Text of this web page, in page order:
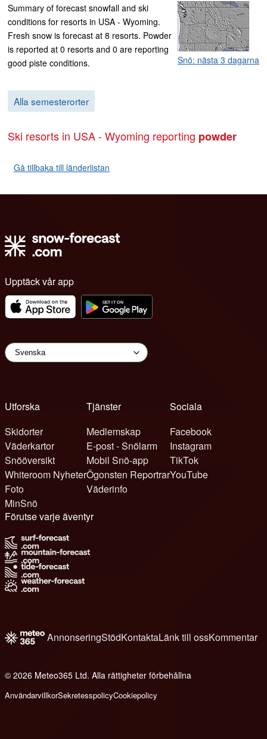
Snö: nästa 3 dagarna
Summary of forecast snowfall and ski
conditions for resorts in USA - Wyoming.
Fresh snow is forecast at 8 resorts. Powder
is reported at 0 resorts and 0 are reporting
good piste conditions.
Alla semesterorter
Ski resorts in USA - Wyoming reporting powder
Gå tillbaka till länderlistan
Upptäck vår app
Utforska
Skidorter
Väderkartor
Snööversikt
Whiteroom Nyheter
Foto
MinSnö
Tjänster
Medlemskap
E-post - Snölarm
Mobil Snö-app
Ögonsten Reportrar
Väderinfo
Sociala
Facebook
Instagram
TikTok
YouTube
Förutse varje äventyr
AnnonseringStödKontaktaLänk till ossKommentar
© 2026 Meteo365 Ltd. Alla rättigheter förbehållna
AnvändarvillkorSekretesspolicyCookiepolicy